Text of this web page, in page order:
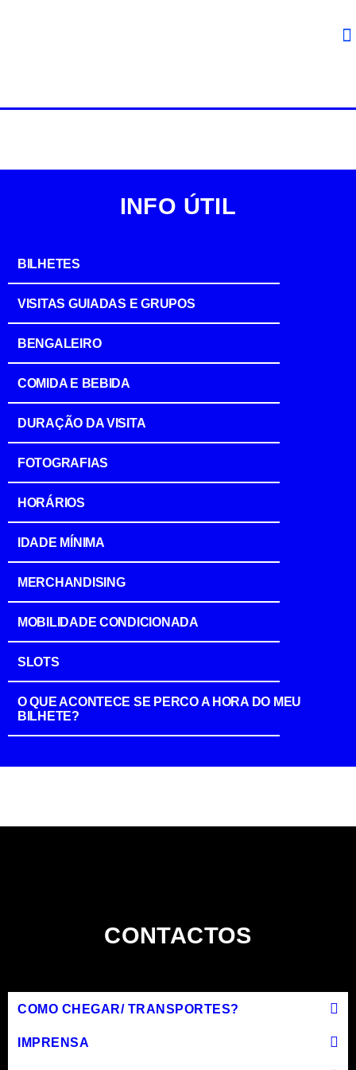
INFO ÚTIL
BILHETES
VISITAS GUIADAS E GRUPOS
BENGALEIRO
COMIDA E BEBIDA
DURAÇÃO DA VISITA
FOTOGRAFIAS
HORÁRIOS
IDADE MÍNIMA
MERCHANDISING
MOBILIDADE CONDICIONADA
SLOTS
O QUE ACONTECE SE PERCO A HORA DO MEU
BILHETE?
CONTACTOS
COMO CHEGAR/ TRANSPORTES?
IMPRENSA